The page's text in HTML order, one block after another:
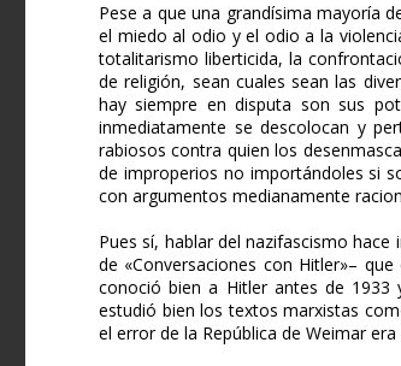
Pese a que una grandísima mayoría
el miedo al odio y el odio a la
totalitarismo liberticida, la
de religión, sean cuales sean las
hay siempre en disputa son sus
inmediatamente se descolocan y
rabiosos contra quien los
de improperios no importándoles si
con argumentos medianamente
Pues sí, hablar del nazifascismo
de «Conversaciones con Hitler»–
conoció bien a Hitler antes de
estudió bien los textos marxistas
el error de la República de Weimar